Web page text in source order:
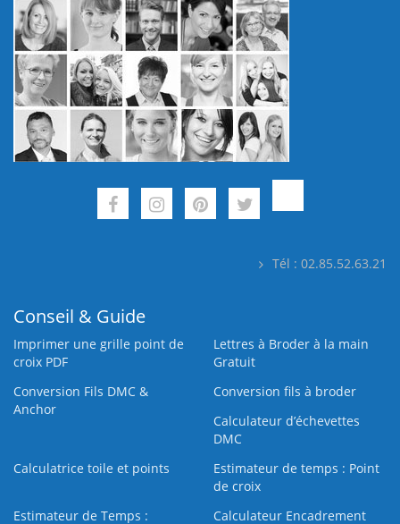
Tél : 02.85.52.63.21
Conseil & Guide
Imprimer une grille point de
croix PDF
Lettres à Broder à la main
Gratuit
Conversion Fils DMC &
Anchor
Conversion fils à broder
Calculateur d’échevettes
DMC
Calculatrice toile et points
Estimateur de temps : Point
de croix
Estimateur de Temps :
Calculateur Encadrement